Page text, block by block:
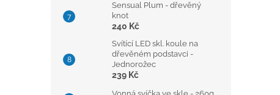
Sensual Plum - dřevěný
knot
240 Kč
Svítící LED skl. koule na
dřevěném podstavci -
Jednorožec
239 Kč